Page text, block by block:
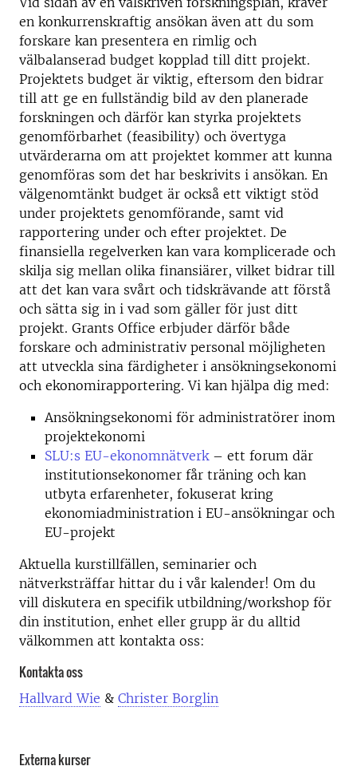
en konkurrenskraftig ansökan även att du som
forskare kan presentera en rimlig och
välbalanserad budget kopplad till ditt projekt.
Projektets budget är viktig, eftersom den bidrar
till att ge en fullständig bild av den planerade
forskningen och därför kan styrka projektets
genomförbarhet (feasibility) och övertyga
utvärderarna om att projektet kommer att kunna
genomföras som det har beskrivits i ansökan. En
välgenomtänkt budget är också ett viktigt stöd
under projektets genomförande, samt vid
rapportering under och efter projektet. De
finansiella regelverken kan vara komplicerade och
skilja sig mellan olika finansiärer, vilket bidrar till
att det kan vara svårt och tidskrävande att förstå
och sätta sig in i vad som gäller för just ditt
projekt. Grants Office erbjuder därför både
forskare och administrativ personal möjligheten
att utveckla sina färdigheter i ansökningsekonomi
och ekonomirapportering. Vi kan hjälpa dig med:
Ansökningsekonomi för administratörer inom
projektekonomi
SLU:s EU-ekonomnätverk– ett forum där
institutionsekonomer får träning och kan
utbyta erfarenheter, fokuserat kring
ekonomiadministration i EU-ansökningar och
EU-projekt
Aktuella kurstillfällen, seminarier och
nätverksträffar hittar du i vår kalender! Om du
vill diskutera en specifik utbildning/workshop för
din institution, enhet eller grupp är du alltid
välkommen att kontakta oss:
Kontakta oss
Hallvard Wie & Christer Borglin
Externa kurser